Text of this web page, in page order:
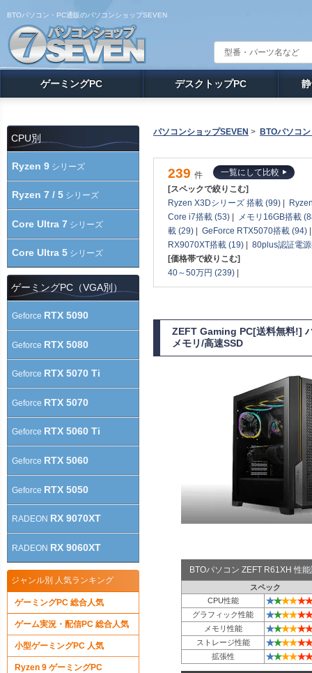
BTOパソコン・PC通販のパソコンショップSEVEN
ゲーミングPC デスクトップPC
パソコンショップSEVEN > BTOパソコ
239 件
一覧にして比較
[スペックで絞りこむ]
Ryzen X3Dシリーズ 搭載 (99) |
Core i7搭載 (53) |
メモリ16GB搭載
載 (29) | GeForce RTX5070搭載 (94)
RX9070XT搭載 (19) | 80plus認証電
[価格帯で絞りこむ]
40～50万円 (239) |
ZEFT Gaming PC[送料無料!]
メモリ/高速SSD
BTOパソコン ZEFT R61XH 性
スペック
CPU性能
★★★★★★
グラフィック性能 ★★★★★★
メモリ性能 ★★★★★★
ストレージ性能 ★★★★★★
拡張性 ★★★★★★
CPU別
Ryzen 9 シリーズ
Ryzen 7 / 5 シリーズ
Core Ultra 7 シリーズ
Core Ultra 5 シリーズ
ゲーミングPC（VGA別）
Geforce RTX 5090
Geforce RTX 5080
Geforce RTX 5070 Ti
Geforce RTX 5070
Geforce RTX 5060 Ti
Geforce RTX 5060
Geforce RTX 5050
RADEON RX 9070XT
RADEON RX 9060XT
ジャンル別 人気ランキング
ゲーミングPC 総合人気
ゲーム実況・配信PC 総合人気
小型ゲーミングPC 人気
Ryzen 9 ゲーミングPC